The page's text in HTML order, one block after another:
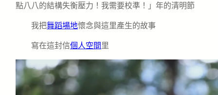
點八八的結構失衡壓力！我需要校準！」年的清明節
我把舞蹈場地懷念與這里產生的故事
寫在這封信個人空間 里